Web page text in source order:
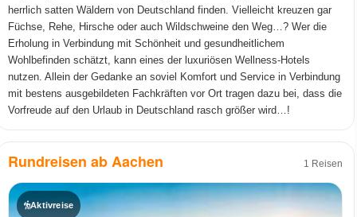
herrlich satten Wäldern von Deutschland finden. Vielleicht kreuzen gar
Füchse, Rehe, Hirsche oder auch Wildschweine den Weg…? Wer die
Erholung in Verbindung mit Schönheit und gesundheitlichem
Wohlbefinden schätzt, kann eines der luxuriösen Wellness-Hotels
nutzen. Allein der Gedanke an soviel Komfort und Service in Verbindung
mit bestens ausgebildeten Fachkräften vor Ort tragen dazu bei, dass die
Vorfreude auf den Urlaub in Deutschland rasch größer wird…!
Rundreisen ab Aachen 1 Reisen
Aktivreise